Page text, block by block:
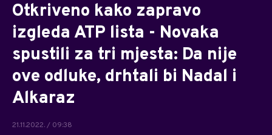
Otkriveno kako zapravo
izgleda ATP lista - Novaka
spustili za tri mjesta: Da nije
ove odluke, drhtali bi Nadal i
Alkaraz
21.11.2022. / 09:38